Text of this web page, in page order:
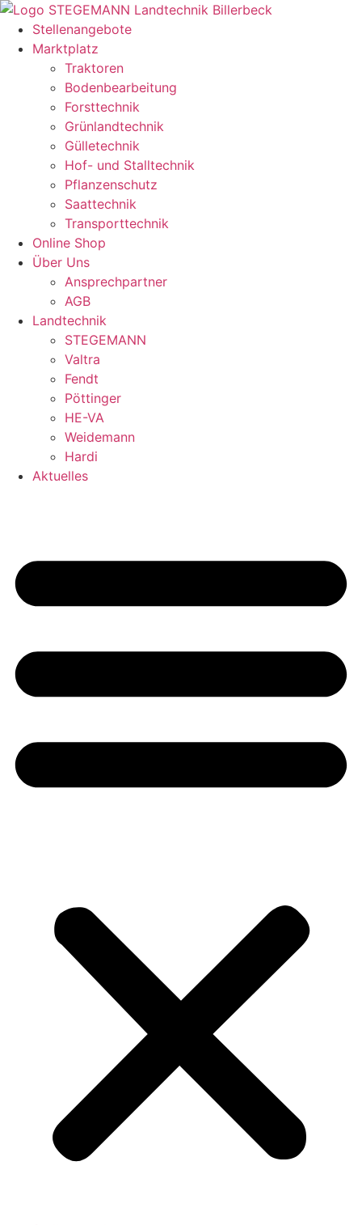
Zum
Inhalt
springen
Stellenangebote
Marktplatz
Traktoren
Bodenbearbeitung
Forsttechnik
Grünlandtechnik
Gülletechnik
Hof- und Stalltechnik
Pflanzenschutz
Saattechnik
Transporttechnik
Online Shop
Über Uns
Ansprechpartner
AGB
Landtechnik
STEGEMANN
Valtra
Fendt
Pöttinger
HE-VA
Weidemann
Hardi
Aktuelles